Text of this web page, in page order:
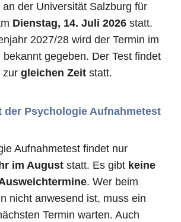
der Universität Salzburg für
Dienstag, 14. Juli 2026 statt.
2027/28 wird der Termin im
bekannt gegeben. Der Test findet
zur gleichen Zeit statt.
der Psychologie Aufnahmetest
Aufnahmetest findet nur
im August statt. Es gibt keine
. Wer beim
nicht anwesend ist, muss ein
Termin warten. Auch